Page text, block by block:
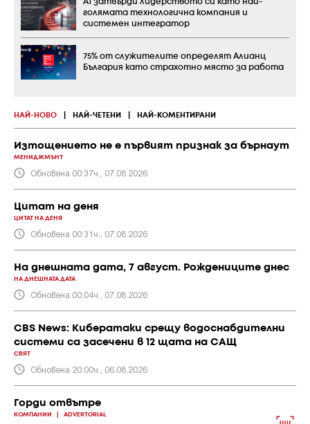
НАЙ-НОВО НАЙ-ЧЕТЕНИ НАЙ-КОМЕНТИРАНИ
Изтощението не е първият признак за бърнаут
МЕНИДЖМЪНТ
Обновена 00:37ч., 07.08.2026
Цитат на деня
ЦИТАТ НА ДЕНЯ
Обновена 00:31ч., 07.08.2026
На днешната дата, 7 август. Рождениците днес
НА ДНЕШНАТА ДАТА
Обновена 00:04ч., 07.08.2026
CBS News: Кибератаки срещу водоснабдителни
системи са засечени в 12 щата на САЩ
СВЯТ
Обновена 20:00ч., 06.08.2026
Горди отвътре
КОМПАНИИ ADVERTORIAL
А1 затвърди лидерството си като най-
голямата технологична компания и
системен интегратор
75% от служителите определят Алианц
България като страхотно място за работа